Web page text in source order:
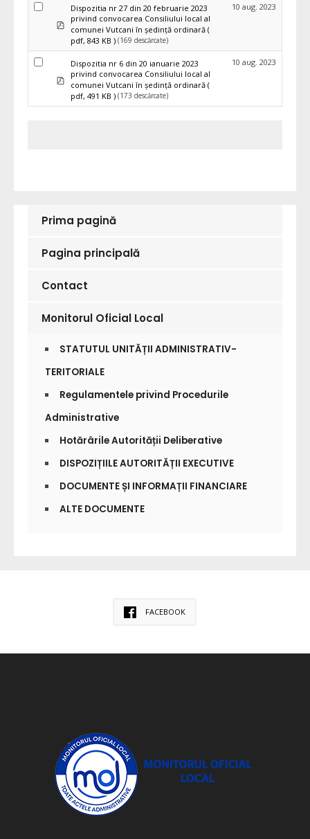
pdf
Dispozitia nr 27 din 20 februarie 2023
privind convocarea Consiliului local al
comunei Vutcani în ședință ordinară (
pdf, 843 KB ) (169 descărcate)
10 aug. 2023
pdf
Dispozitia nr 6 din 20 ianuarie 2023
privind convocarea Consiliului local al
comunei Vutcani în ședință ordinară (
pdf, 491 KB ) (173 descărcate)
10 aug. 2023
Prima pagină
Pagina principală
Contact
Monitorul Oficial Local
STATUTUL UNITĂȚII ADMINISTRATIV-
TERITORIALE
Regulamentele privind Procedurile
Administrative
Hotărârile Autorității Deliberative
DISPOZIȚIILE AUTORITĂȚII EXECUTIVE
DOCUMENTE ȘI INFORMAȚII FINANCIARE
ALTE DOCUMENTE
FACEBOOK